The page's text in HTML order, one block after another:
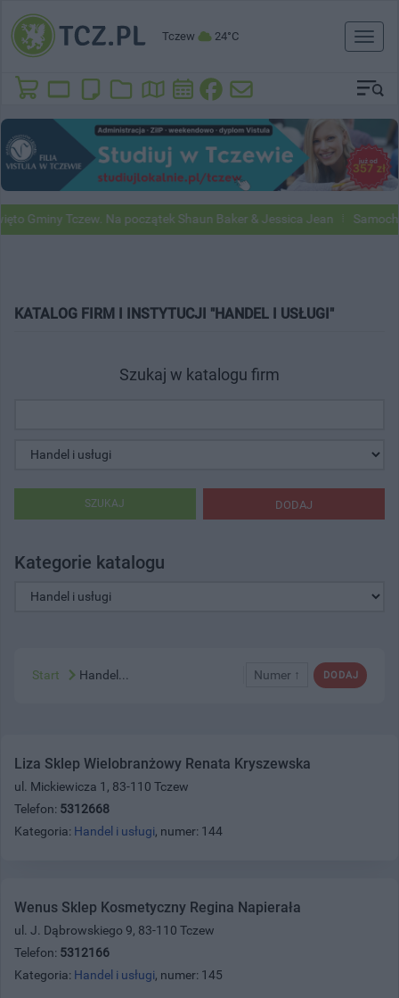
Tczew 24°C
Toggle
Gminy Tczew. Na początek Shaun Baker & Jessica Jean
KATALOG FIRM I INSTYTUCJI "HANDEL I USŁUGI"
Szukaj w katalogu firm
DODAJ
SZUKAJ
Kategorie katalogu
DODAJ
Numer ↑
Start Handel...
Liza Sklep Wielobranżowy Renata Kryszewska
ul. Mickiewicza 1, 83-110 Tczew
Telefon: 5312668
Kategoria: Handel i usługi, numer: 144
Wenus Sklep Kosmetyczny Regina Napierała
ul. J. Dąbrowskiego 9, 83-110 Tczew
Telefon: 5312166
Kategoria: Handel i usługi, numer: 145